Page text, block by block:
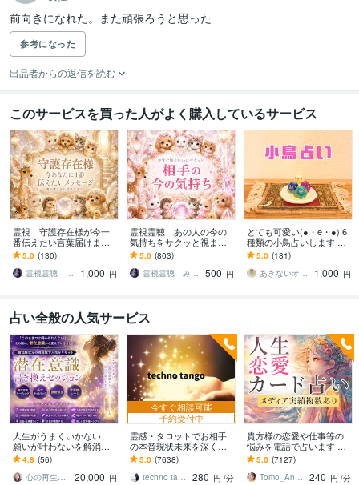
前向きになれた。また頑張ろうと思った
参考になった
出品者からの返信を読む
このサービスを買った人がよく購入しているサービス
霊視 守護存在様が今一
番伝えたい言葉届けます
不安な時・迷っている
時・理由がわからず苦し
い時に
5.0 (130)
霊視霊聴 みんみ
1,000 円
霊視霊聴 あの人の今の
気持ちをサクッと視ます
即日鑑定 ― 言葉になら
ない心の声を聴き取りま
す ―
5.0 (803)
霊視霊聴 みんみ
500 円
とても可愛い(●・e・●) 6
種類の小鳥占いします タ
ロット、ルノルマン、ト
ランプ占い、アストロダ
イス、ルーン等
5.0 (181)
あきないオカメインコ
1,000 円
占い全般の人気サービス
人生がうまくいかない、
願いが叶わないを解消し
ます 現実を変えるために
努力したのに、自力では
もう無理と感じている
4.8 (56)
心の再生セラピスト YASUKO
20,000 円
今すぐ相談可能
予約受付中
霊感・タロットでお相手
の本音現状未来を深く視
ます 恋愛・仕事・家族・
人間関係の本質を見抜き
スピード解決へ
5.0 (7638)
techno tango
280 円 /分
貴方様の恋愛や仕事等の
悩みを電話で占います タ
ロットカード、オラクル
カード、ルノルマンカー
ドを使用します
5.0 (7127)
Tomo_Angel7
240 円 /分